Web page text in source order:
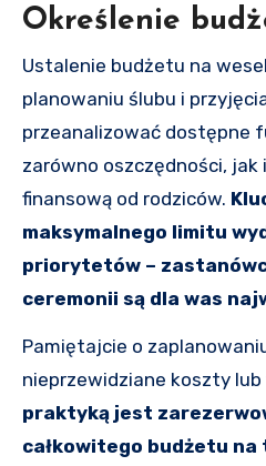
Określenie
Ustalenie budżetu na
planowaniu ślubu i
przeanalizować dostępne
zarówno oszczędności,
finansową od rodziców.
maksymalnego limitu
priorytetów –
ceremonii są dla was
Pamiętajcie o
nieprzewidziane koszty
praktyką jest
całkowitego budżetu